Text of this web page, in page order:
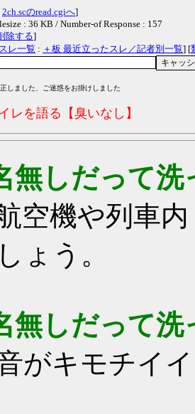
2ch.scのread.cgiへ]
: 36 KB / Number-of Response : 157
除する]
レ一覧 : ＋板 最近立ったスレ／記者別一覧] [
しました、ご迷惑をお掛けしました
レを語る【臭いなし】
無しだって洗
空機や列車
ょう。
無しだって洗
がキモチイ